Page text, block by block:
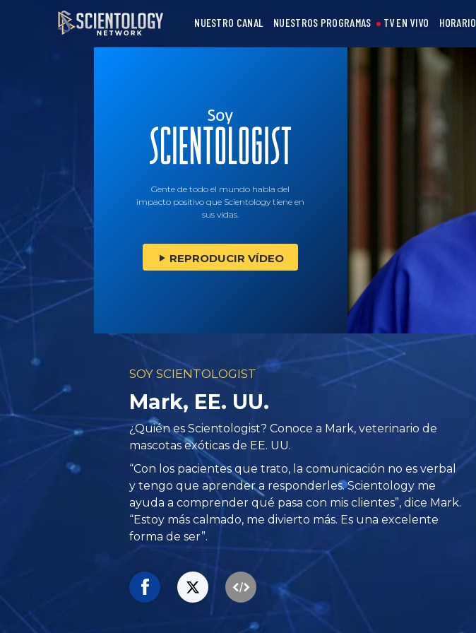
NUESTRO CANAL NUESTROS PROGRAMAS TV EN VIVO HORARIO
Gente de todo el mundo habla del
impacto positivo que Scientology tiene en
sus vidas.
REPRODUCIR VÍDEO
SOY SCIENTOLOGIST
Mark, EE. UU.
¿Quién es Scientologist? Conoce a Mark, veterinario de
mascotas exóticas de EE. UU.
“Con los pacientes que trato, la comunicación no es verbal
y tengo que aprender a responderles. Scientology me
ayuda a comprender qué pasa con mis clientes”, dice Mark.
“Estoy más calmado, me divierto más. Es una excelente
forma de ser”.